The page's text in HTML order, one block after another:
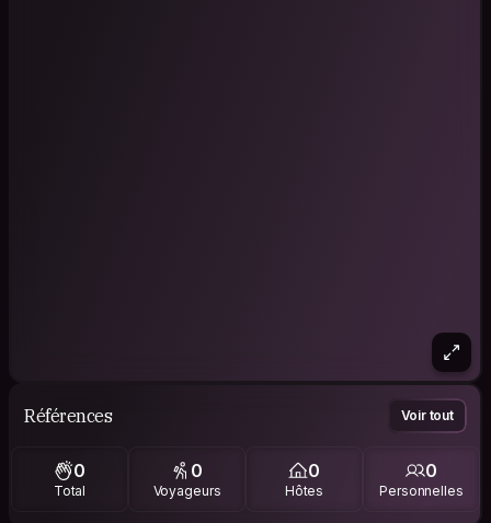
Références Voir tout
0
Total
0
Voyageurs
0
Hôtes
0
Personnelles